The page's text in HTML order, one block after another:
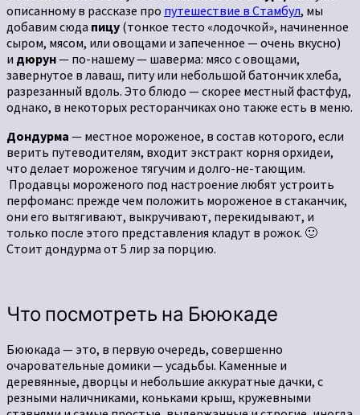
описанному в рассказе про путешествие в Стамбул, мы
добавим сюда пицу (тонкое тесто «лодочкой», начиненное
сыром, мясом, или овощами и запеченное — очень вкусно)
и дюрун— по-нашему — шаверма: мясо с овощами,
завернутое в лаваш, питу или небольшой батончик хлеба,
разрезанный вдоль. Это блюдо — скорее местный фастфуд,
однако, в некоторых ресторанчиках оно также есть в меню.
Дондурма — местное мороженое, в состав которого, если
верить путеводителям, входит экстракт корня орхидеи,
что делает мороженое тягучим и долго-не-тающим.
Продавцы мороженого под настроение любят устроить
перфоманс: прежде чем положить мороженое в стаканчик,
они его вытягивают, выкручивают, перекидывают, и
только после этого представления кладут в рожок. 🙂
Стоит дондурма от 5 лир за порцию.
Что посмотреть на Бююкаде
Бююкада — это, в первую очередь, совершенно
очаровательные домики — усадьбы. Каменные и
деревянные, дворцы и небольшие аккуратные дачки, с
резными наличниками, коньками крыш, кружевными